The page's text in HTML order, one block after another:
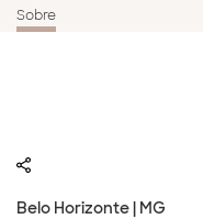
Sobre
Belo Horizonte | MG